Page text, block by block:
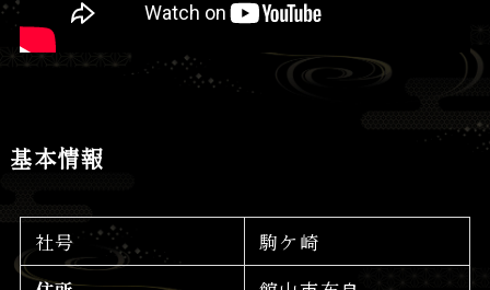
基本情報
社号
駒ケ崎